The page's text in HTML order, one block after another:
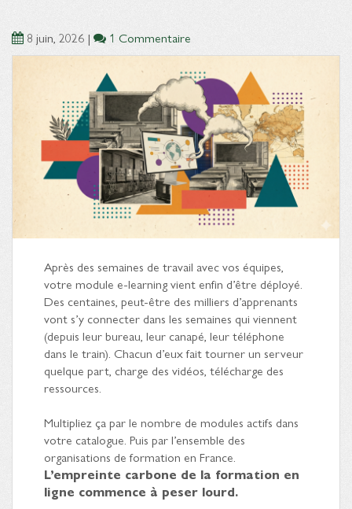
8 juin, 2026 | 1 Commentaire
Après des semaines de travail avec vos équipes,
votre module e-learning vient enfin d’être déployé.
Des centaines, peut-être des milliers d’apprenants
vont s’y connecter dans les semaines qui viennent
(depuis leur bureau, leur canapé, leur téléphone
dans le train). Chacun d’eux fait tourner un serveur
quelque part, charge des vidéos, télécharge des
ressources.
Multipliez ça par le nombre de modules actifs dans
votre catalogue. Puis par l’ensemble des
organisations de formation en France.
L’empreinte carbone de la formation en
ligne commence à peser lourd.